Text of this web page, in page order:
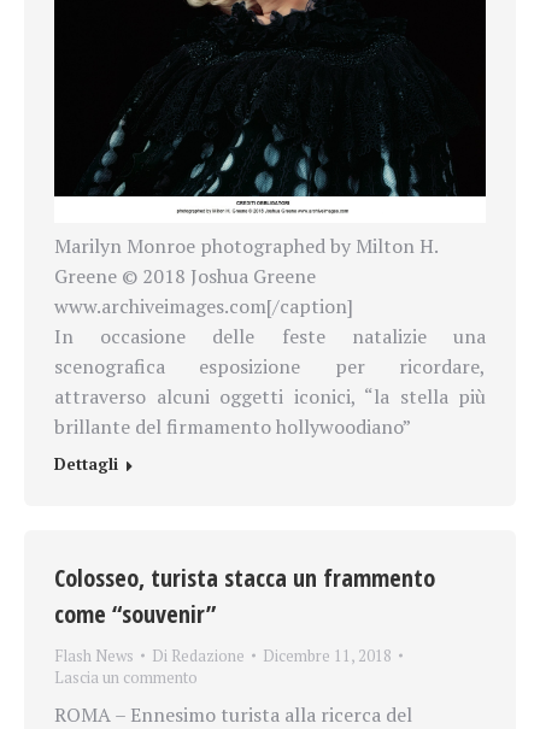
Marilyn Monroe photographed by Milton H.
Greene © 2018 Joshua Greene
www.archiveimages.com[/caption]
In occasione delle feste natalizie una
scenografica esposizione per ricordare,
attraverso alcuni oggetti iconici, “la stella più
brillante del firmamento hollywoodiano”
Dettagli
Colosseo, turista stacca un frammento
come “souvenir”
Flash News Di Redazione
Dicembre 11, 2018
Lascia un commento
ROMA – Ennesimo turista alla ricerca del